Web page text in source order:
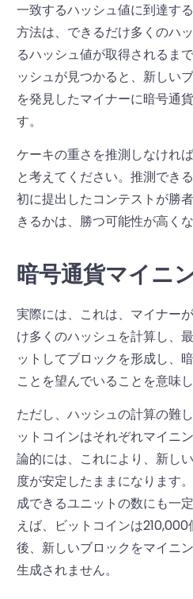
一致するハッシュ値に到達す
方法は、できるだけ多くのハ
るハッシュ値が取得されるま
ッシュが見つかると、新しい
を発見したマイナーに暗号通
す。
ケーキの重さを推測しなけれ
と考えてください。推測でき
初に提出したコンテストが勝
きるかは、勝つ可能性が高くな
暗号通貨マイニ
実際には、これは、マイナー
け多くのハッシュを計算し、
ットしてブロックを形成し、
ことを望んでいることを意味し
ただし、ハッシュの計算の難
ットコインはそれぞれマイニ
論的には、これにより、新し
度が安定したままになります
成できるユニットの数にも一
えば、ビットコインは
後、新しいブロックをマイニ
生成されません。